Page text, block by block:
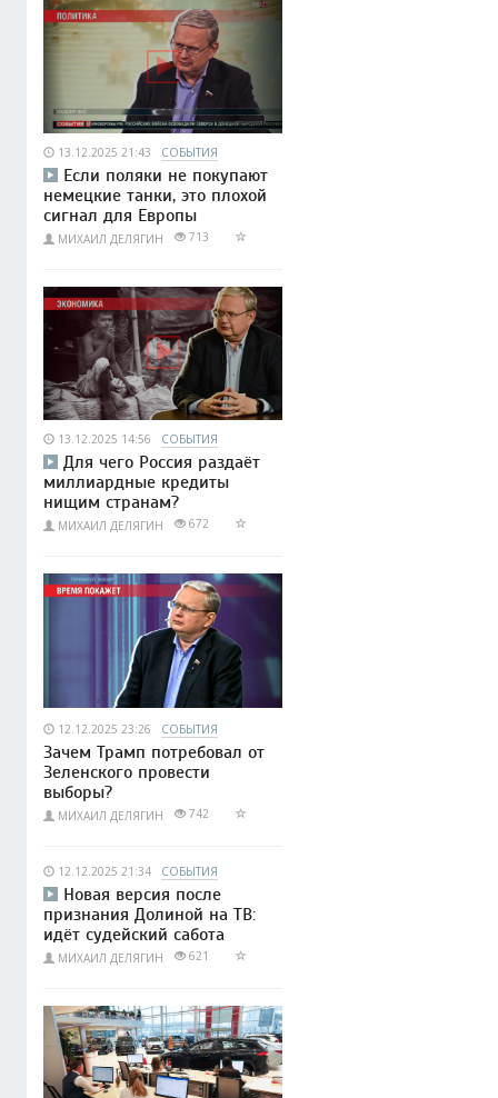
13.12.2025 21:43 СОБЫТИЯ
Если поляки не покупают
немецкие танки, это плохой
сигнал для Европы
МИХАИЛ ДЕЛЯГИН 713
13.12.2025 14:56 СОБЫТИЯ
Для чего Россия раздаёт
миллиардные кредиты
нищим странам?
МИХАИЛ ДЕЛЯГИН 672
12.12.2025 23:26 СОБЫТИЯ
Зачем Трамп потребовал от
Зеленского провести
выборы?
МИХАИЛ ДЕЛЯГИН 742
12.12.2025 21:34 СОБЫТИЯ
Новая версия после
признания Долиной на ТВ:
идёт судейский сабота
МИХАИЛ ДЕЛЯГИН 621